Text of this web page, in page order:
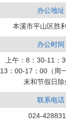
办公地址
本溪市平山区胜
办公时间
上午：8：30-11：
13：00-17：00（周
末和节假日除
联系电话
024-